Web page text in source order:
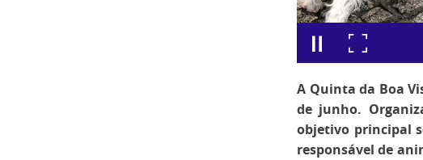
A Quinta da Boa
de junho.
objetivo principal
responsável de